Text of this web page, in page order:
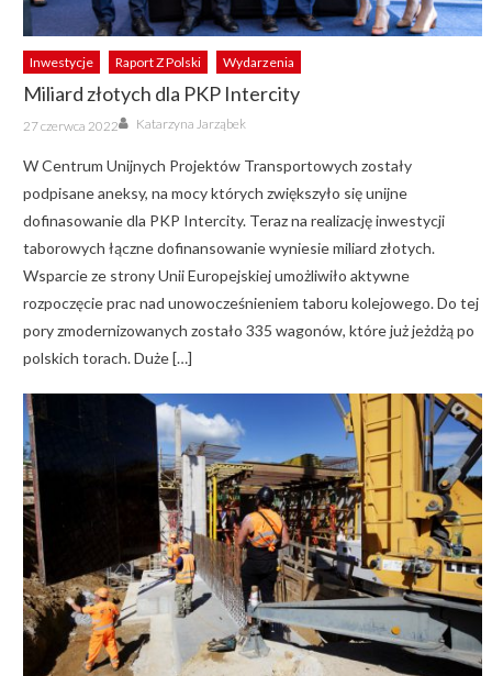
Inwestycje Raport Z Polski Wydarzenia
Miliard złotych dla PKP Intercity
Posted
on
27 czerwca 2022 Author
Katarzyna Jarząbek
W Centrum Unijnych Projektów Transportowych zostały
podpisane aneksy, na mocy których zwiększyło się unijne
dofinasowanie dla PKP Intercity. Teraz na realizację inwestycji
taborowych łączne dofinansowanie wyniesie miliard złotych.
Wsparcie ze strony Unii Europejskiej umożliwiło aktywne
rozpoczęcie prac nad unowocześnieniem taboru kolejowego. Do tej
pory zmodernizowanych zostało 335 wagonów, które już jeżdżą po
polskich torach. Duże […]